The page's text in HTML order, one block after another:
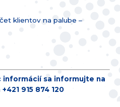
klientov na palube –
informácií sa informujte na
915 874 120